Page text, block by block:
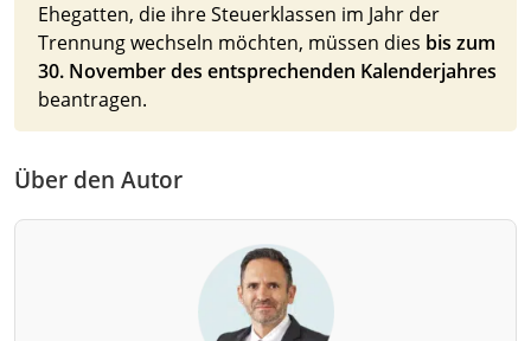
Ehegatten, die ihre Steuerklassen im Jahr der
Trennung wechseln möchten, müssen dies bis zum
30. November des entsprechenden Kalenderjahres
beantragen.
Über den Autor